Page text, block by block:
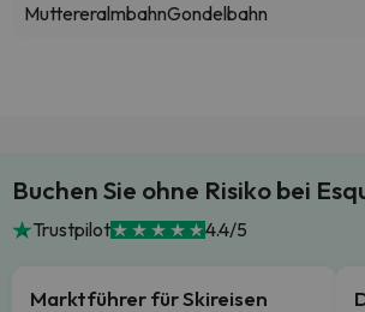
MuttereralmbahnGondelbahn
Buchen Sie ohne Risiko bei
Trustpilot 4.4/5
Marktführer für Skireisen